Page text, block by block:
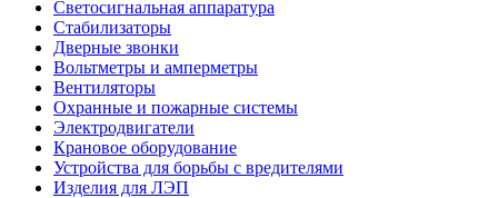
Светосигнальная аппаратура
Стабилизаторы
Дверные звонки
Вольтметры и амперметры
Вентиляторы
Охранные и пожарные системы
Электродвигатели
Крановое оборудование
Устройства для борьбы с вредителями
Изделия для ЛЭП